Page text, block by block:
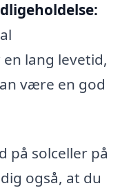
lang levetid,
være en god
på solceller på
også, at du